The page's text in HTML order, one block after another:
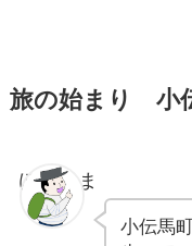
旅の始まり 小
ぽちゃま
小伝馬